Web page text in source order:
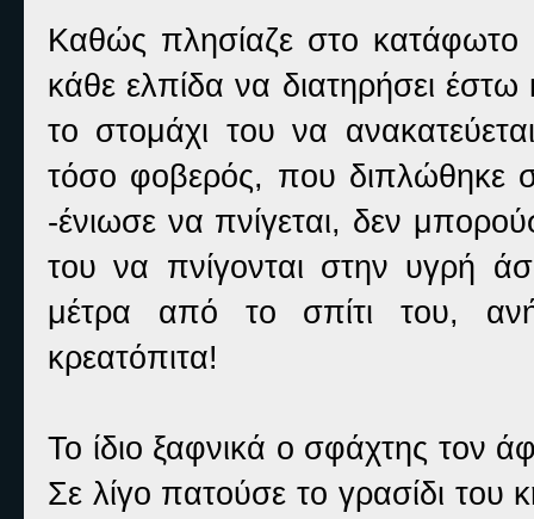
Καθώς πλησίαζε στο κατάφωτο
κάθε ελπίδα να διατηρήσει
το στομάχι του να
τόσο φοβερός, που διπλώθηκε
-ένιωσε να πνίγεται, δεν
του να πνίγονται στην υγρή
μέτρα από το σπίτι του,
κρεατόπιτα!
Το ίδιο ξαφνικά ο σφάχτης τον
Σε λίγο πατούσε το γρασίδι